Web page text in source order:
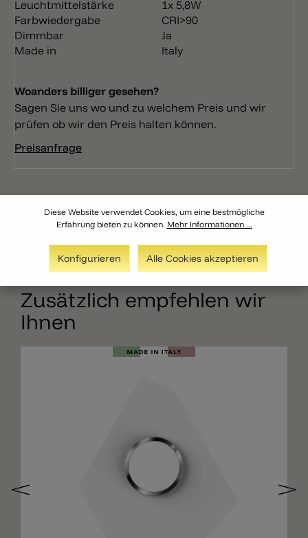
Leuchtmittelstärke
1x 5,8W
Farbwiedergabe
CRI>90
Dimmbar
Ja
Made in
Italy
Woanders billiger gesehen?
Sagen Sie uns wo und zu welchem Preis und wir
prüfen ob wir den Preis halten können.
Preisanfrage
Zusätzlich empfehlen wir
Ihnen
Diese Website verwendet Cookies, um eine bestmögliche
Erfahrung bieten zu können. Mehr Informationen ...
Konfigurieren Alle Cookies akzeptieren